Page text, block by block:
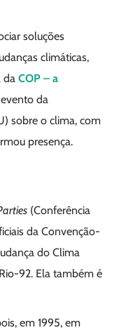
soluções
climáticas,
daCOP – a
da
sobre o clima, com
presença.
(Conferência
da Convenção-
do Clima
92. Ela também é
em 1995, em